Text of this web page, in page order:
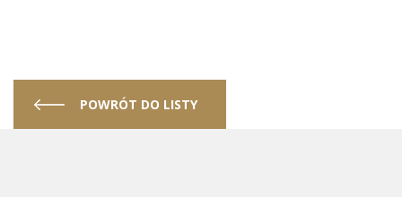
POWRÓT DO LISTY